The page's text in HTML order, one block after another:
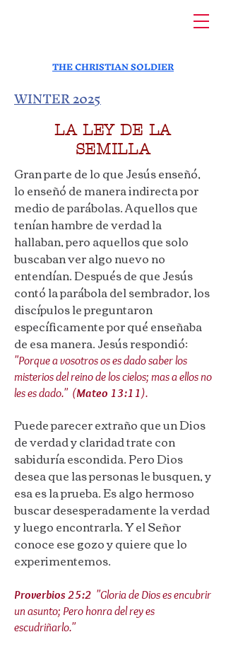
THE CHRISTIAN SOLDIER
WINTER 2025
LA LEY DE LA
SEMILLA
Gran parte de lo que Jesús enseñó,
lo enseñó de manera indirecta por
medio de parábolas. Aquellos que
tenían hambre de verdad la
hallaban, pero aquellos que solo
buscaban ver algo nuevo no
entendían. Después de que Jesús
contó la parábola del sembrador, los
discípulos le preguntaron
específicamente por qué enseñaba
de esa manera. Jesús respondió:
"Porque a vosotros os es dado saber los
misterios del reino de los cielos; mas a ellos no
les es dado." (Mateo 13:11).
Puede parecer extraño que un Dios
de verdad y claridad trate con
sabiduría escondida. Pero Dios
desea que las personas le busquen, y
esa es la prueba. Es algo hermoso
buscar desesperadamente la verdad
y luego encontrarla. Y el Señor
conoce ese gozo y quiere que lo
experimentemos.
Proverbios 25:2 "Gloria de Dios es encubrir
un asunto; Pero honra del rey es
escudriñarlo."